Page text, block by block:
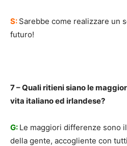
S: Sarebbe come realizzare un
futuro!
7 – Quali ritieni siano le
vita italiano ed irlandese?
G: Le maggiori differenze sono
della gente, accogliente con